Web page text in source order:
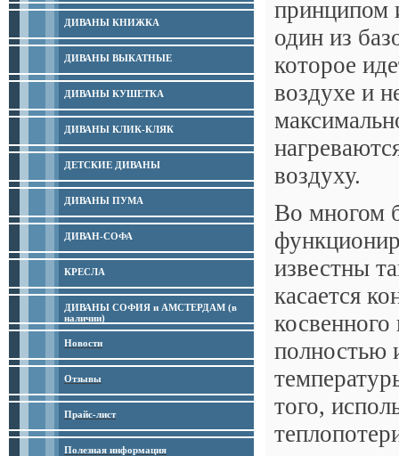
ДИВАНЫ КНИЖКА
ДИВАНЫ ВЫКАТНЫЕ
ДИВАНЫ КУШЕТКА
ДИВАНЫ КЛИК-КЛЯК
ДЕТСКИЕ ДИВАНЫ
ДИВАНЫ ПУМА
ДИВАН-СОФА
КРЕСЛА
ДИВАНЫ СОФИЯ и АМСТЕРДАМ (в
наличии)
Новости
Отзывы
Прайс-лист
Полезная информация
принципом
один из
которое
воздухе и
воздуху.
Во многом
известны
касается
полностью
того,